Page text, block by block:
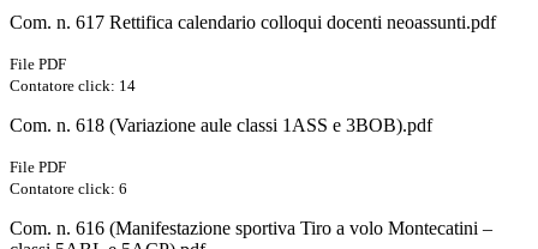
Com. n. 617 Rettifica calendario colloqui docenti neoassunti.pdf
File PDF
Contatore click: 14
Com. n. 618 (Variazione aule classi 1ASS e 3BOB).pdf
File PDF
Contatore click: 6
Com. n. 616 (Manifestazione sportiva Tiro a volo Montecatini –